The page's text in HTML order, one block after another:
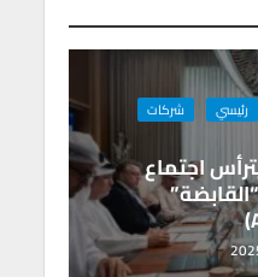
n
m
رئيسي
شركات
اجتماع